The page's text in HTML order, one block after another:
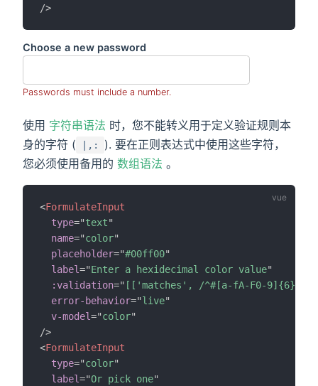
/>
Choose a new password
Passwords must include a number.
使用 字符串语法 时，您不能转义用于定义验证规则本
身的字符 (
|,:
). 要在正则表达式中使用这些字符，
您必须使用备用的 数组语法 。
<FormulateInput
type="text"
name="color"
placeholder="#00ff00"
label="Enter a hexidecimal color value"
:validation=" [['matches', /^#[a-fA-F0-9]{6}$/]]
error-behavior="live"
v-model="color"
/>
<FormulateInput
type="color"
label="Or pick one"